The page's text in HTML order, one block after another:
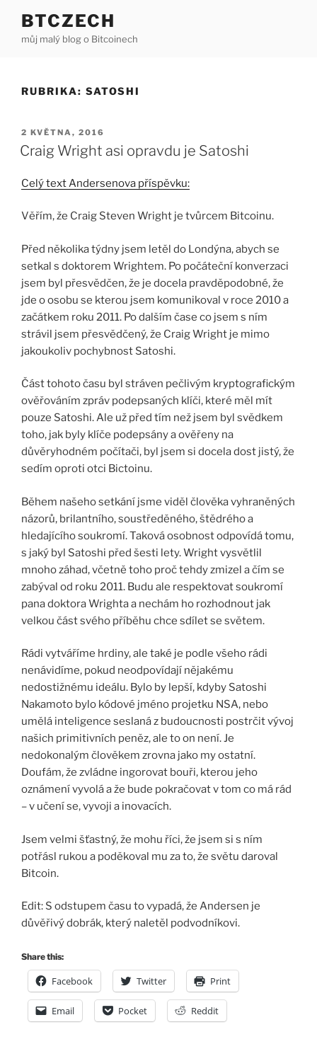
obsahu
BTCZECH
můj malý blog o Bitcoinech
RUBRIKA: SATOSHI
PUBLIKOVÁNO
2 KVĚTNA, 2016
Craig Wright asi opravdu je Satoshi
Celý text Andersenova příspěvku:
Věřím, že Craig Steven Wright je tvůrcem Bitcoinu.
Před několika týdny jsem letěl do Londýna, abych se
setkal s doktorem Wrightem. Po počáteční konverzaci
jsem byl přesvědčen, že je docela pravděpodobné, že
jde o osobu se kterou jsem komunikoval v roce 2010 a
začátkem roku 2011. Po dalším čase co jsem s ním
strávil jsem přesvědčený, že Craig Wright je mimo
jakoukoliv pochybnost Satoshi.
Část tohoto času byl stráven pečlivým kryptografickým
ověřováním zpráv podepsaných klíči, které měl mít
pouze Satoshi. Ale už před tím než jsem byl svědkem
toho, jak byly klíče podepsány a ověřeny na
důvěryhodném počítači, byl jsem si docela dost jistý, že
sedím oproti otci Bictoinu.
Během našeho setkání jsme viděl člověka vyhraněných
názorů, brilantního, soustředěného, štědrého a
hledajícího soukromí. Taková osobnost odpovídá tomu,
s jaký byl Satoshi před šesti lety. Wright vysvětlil
mnoho záhad, včetně toho proč tehdy zmizel a čím se
zabýval od roku 2011. Budu ale respektovat soukromí
pana doktora Wrighta a nechám ho rozhodnout jak
velkou část svého příběhu chce sdílet se světem.
Rádi vytváříme hrdiny, ale také je podle všeho rádi
nenávidíme, pokud neodpovídají nějakému
nedostižnému ideálu. Bylo by lepší, kdyby Satoshi
Nakamoto bylo kódové jméno projetku NSA, nebo
umělá inteligence seslaná z budoucnosti postrčit vývoj
našich primitivních peněz, ale to on není. Je
nedokonalým člověkem zrovna jako my ostatní.
Doufám, že zvládne ingorovat bouři, kterou jeho
oznámení vyvolá a že bude pokračovat v tom co má rád
– v učení se, vyvoji a inovacích.
Jsem velmi šťastný, že mohu říci, že jsem si s ním
potřásl rukou a poděkoval mu za to, že světu daroval
Bitcoin.
Edit: S odstupem času to vypadá, že Andersen je
důvěřivý dobrák, který naletěl podvodníkovi.
Share this:
Facebook Twitter Print
Email Pocket Reddit